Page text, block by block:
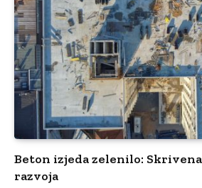
Beton izjeda zelenilo:
razvoja